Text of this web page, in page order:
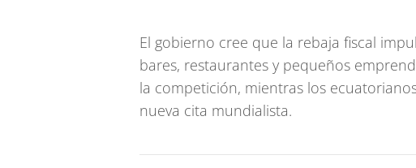
El gobierno cree que la rebaja fiscal
bares, restaurantes y pequeños
la competición, mientras los
nueva cita mundialista.